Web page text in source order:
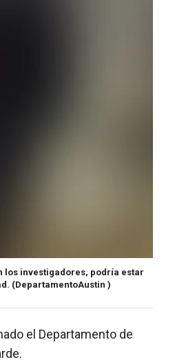
los investigadores, podría estar
(DepartamentoAustin )
el Departamento de